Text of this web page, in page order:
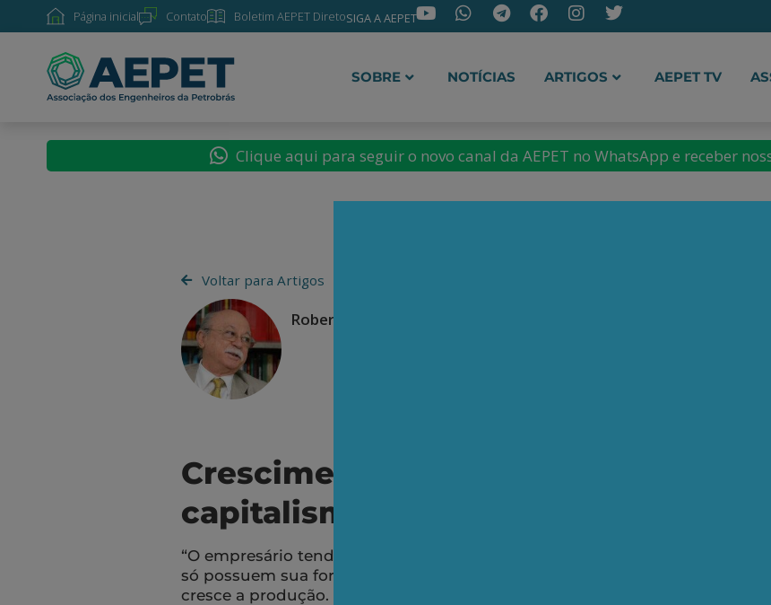
Página inicial Contato Boletim AEPET DiretoSIGA A AEPET
SOBRE NOTÍCIAS ARTIGOS AEPET TV
Clique aqui para seguir o novo canal da AEPET no WhatsApp e receber
Voltar para Artigos
Roberto Amaral
Crescimento para poucos: a
capitalismo
“O empresário tende inevitavelmente a se transformar em rentista e a
só possuem sua força de trabalho. Uma vez constituído, o capital se
cresce a produção. O passado devora a produção.” — Thomas Piketty, O